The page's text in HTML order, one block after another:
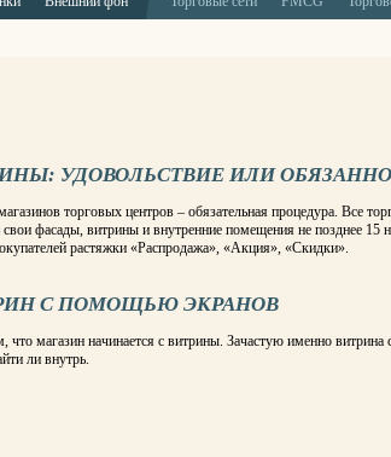
УДОВОЛЬСТВИЕ ИЛИ
торговых центров – обязательная процедура. Все
фасады, витрины и внутренние помещения не позднее 15
растяжки «Распродажа», «Акция», «Скидки».
С ПОМОЩЬЮ ЭКРАНОВ
магазин начинается с витрины. Зачастую именно витрина
ли внутрь.